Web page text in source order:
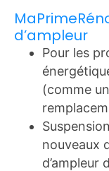
d’ampleur
Pour les
(comme
nouveaux
d’ampleur